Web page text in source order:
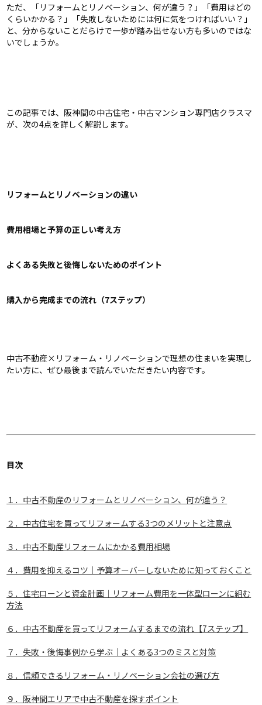
ただ、「リフォームとリノベーション、何が違う？」「費用はどの
くらいかかる？」「失敗しないためには何に気をつければいい？」
と、分からないことだらけで一歩が踏み出せない方も多いのではな
いでしょうか。
この記事では、阪神間の中古住宅・中古マンション専門店クラスマ
が、次の4点を詳しく解説します。
リフォームとリノベーションの違い
費用相場と予算の正しい考え方
よくある失敗と後悔しないためのポイント
購入から完成までの流れ（7ステップ）
中古不動産×リフォーム・リノベーションで理想の住まいを実現し
たい方に、ぜひ最後まで読んでいただきたい内容です。
目次
１．中古不動産のリフォームとリノベーション、何が違う？
２．中古住宅を買ってリフォームする3つのメリットと注意点
３．中古不動産リフォームにかかる費用相場
４．費用を抑えるコツ｜予算オーバーしないために知っておくこと
５．住宅ローンと資金計画｜リフォーム費用を一体型ローンに組む
方法
６．中古不動産を買ってリフォームするまでの流れ【7ステップ】
７．失敗・後悔事例から学ぶ｜よくある3つのミスと対策
８．信頼できるリフォーム・リノベーション会社の選び方
９．阪神間エリアで中古不動産を探すポイント